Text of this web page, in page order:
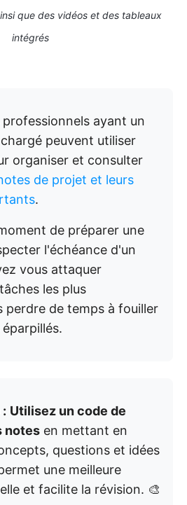
que des vidéos et des tableaux
intégrés
professionnels ayant un
peuvent utiliser
organiser et consulter
de projet et leurs
.
de préparer une
l'échéance d'un
vous attaquer
les plus
perdre de temps à fouiller
Utilisez un code de
notes en mettant en
questions et idées
une meilleure
et facilite la révision. 🎨